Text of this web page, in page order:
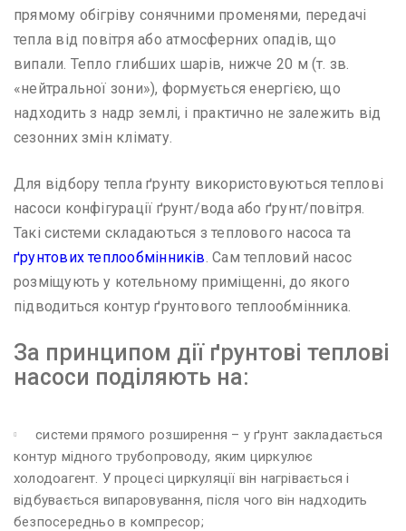
прямому обігріву сонячними променями, передачі
тепла від повітря або атмосферних опадів, що
випали. Тепло глибших шарів, нижче 20 м (т. зв.
«нейтральної зони»), формується енергією, що
надходить з надр землі, і практично не залежить від
сезонних змін клімату.
Для відбору тепла ґрунту використовуються теплові
насоси конфігурації ґрунт/вода або ґрунт/повітря.
Такі системи складаються з теплового насоса та
ґрунтових теплообмінників . Сам тепловий насос
розміщують у котельному приміщенні, до якого
підводиться контур ґрунтового теплообмінника.
За принципом дії ґрунтові теплові
насоси поділяють на:
системи прямого розширення – у ґрунт закладається
контур мідного трубопроводу, яким циркулює
холодоагент. У процесі циркуляції він нагрівається і
відбувається випаровування, після чого він надходить
безпосередньо в компресор;